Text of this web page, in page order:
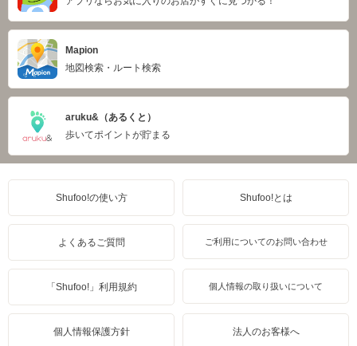
Mapion
地図検索・ルート検索
aruku&（あるくと）
歩いてポイントが貯まる
Shufoo!の使い方 Shufoo!とは
よくあるご質問 ご利用についてのお問い合わせ
「Shufoo!」利用規約 個人情報の取り扱いについて
個人情報保護方針 法人のお客様へ